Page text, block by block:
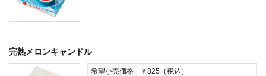
完熟メロンキャンドル
希望小売価格 ￥825（税込）